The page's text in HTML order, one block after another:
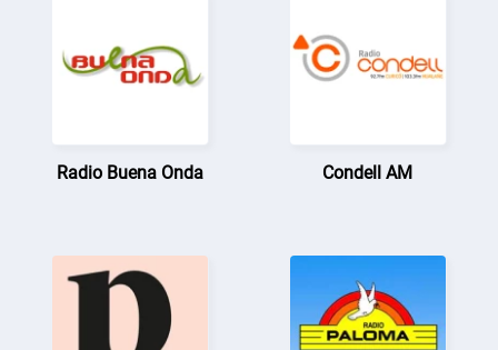
Radio Buena Onda Condell AM